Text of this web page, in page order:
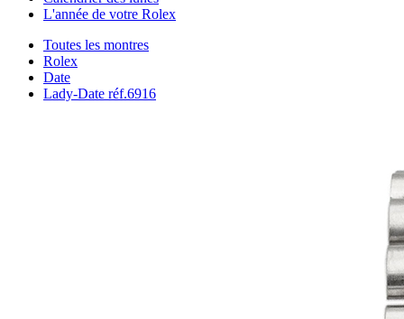
L'année de votre Rolex
Toutes les montres
Rolex
Date
Lady-Date réf.6916